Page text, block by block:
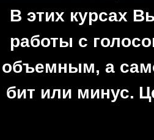
В этих курсах
работы с
объемным, а
бит или минус.